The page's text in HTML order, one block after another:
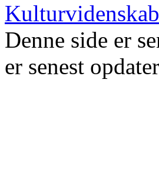
Denne side er
er senest